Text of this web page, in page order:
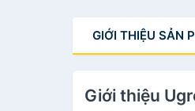
GIỚI THIỆU SẢN
Giới thiệu